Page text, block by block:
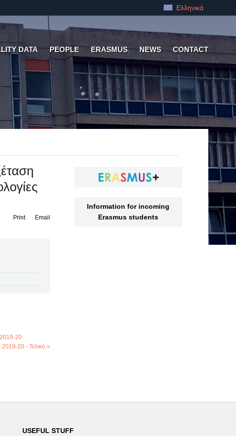
Ελληνικά
DATA PEOPLE ERASMUS NEWS CONTACT
Email
Print
20
20 - Τελικό »
Information for incoming
Erasmus students
USEFUL STUFF